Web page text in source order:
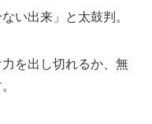
い出来」と太鼓判。
を出し切れるか、無